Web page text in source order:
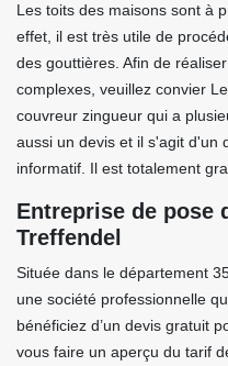
Les toits des maisons sont à
effet, il est très utile de
des gouttières. Afin de
complexes, veuillez convier
couvreur zingueur qui a
aussi un devis et il s'agit d'un
informatif. Il est totalement
Entreprise de pose
Treffendel
Située dans le département
une société professionnelle
bénéficiez d’un devis gratuit
vous faire un aperçu du tarif